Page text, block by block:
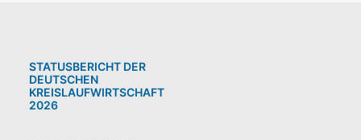
STATUSBERICHT DER
DEUTSCHEN
KREISLAUFWIRTSCHAFT
2026